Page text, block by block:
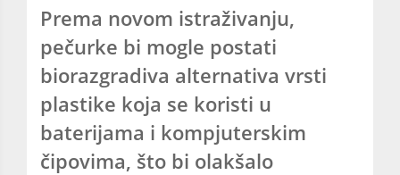
Prema novom istraživanju,
pečurke bi mogle postati
biorazgradiva alternativa vrsti
plastike koja se koristi u
baterijama i kompjuterskim
čipovima, što bi olakšalo